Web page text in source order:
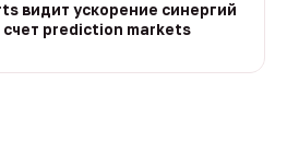
видит ускорение синергий
счет prediction markets